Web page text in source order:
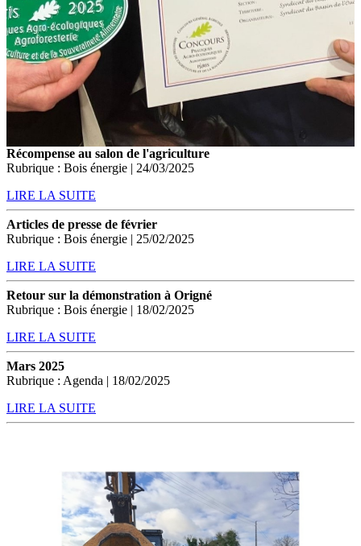
Récompense au salon de l'agriculture
Rubrique : Bois énergie | 24/03/2025
LIRE LA SUITE
Articles de presse de février
Rubrique : Bois énergie | 25/02/2025
LIRE LA SUITE
Retour sur la démonstration à Origné
Rubrique : Bois énergie | 18/02/2025
LIRE LA SUITE
Mars 2025
Rubrique : Agenda | 18/02/2025
LIRE LA SUITE